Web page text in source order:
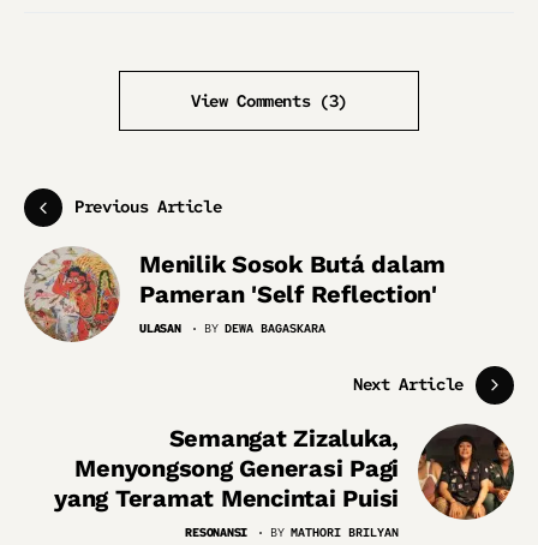
View Comments (3)
Previous Article
Menilik Sosok Butá dalam
Pameran 'Self Reflection'
ULASAN BY DEWA BAGASKARA
Next Article
Semangat Zizaluka,
Menyongsong Generasi Pagi
yang Teramat Mencintai Puisi
RESONANSI BY MATHORI BRILYAN